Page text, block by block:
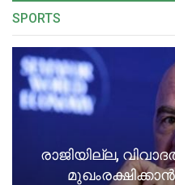
SPORTS
രാജിയില്ല,